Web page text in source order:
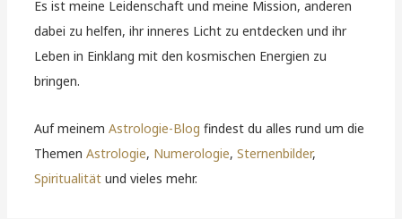
Es ist meine Leidenschaft und meine Mission, anderen
dabei zu helfen, ihr inneres Licht zu entdecken und ihr
Leben in Einklang mit den kosmischen Energien zu
bringen.
Auf meinemAstrologie-Blog findest du alles rund um die
ThemenAstrologie, Numerologie,Sternenbilder,
Spiritualität und vieles mehr.